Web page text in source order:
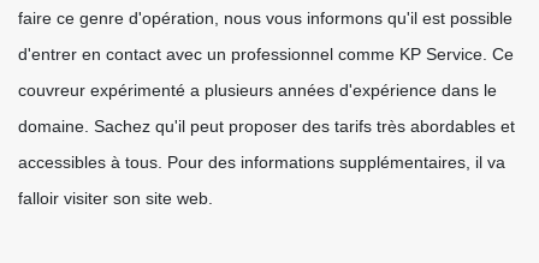
faire ce genre d'opération, nous vous informons qu'il est possible
d'entrer en contact avec un professionnel comme KP Service. Ce
couvreur expérimenté a plusieurs années d'expérience dans le
domaine. Sachez qu'il peut proposer des tarifs très abordables et
accessibles à tous. Pour des informations supplémentaires, il va
falloir visiter son site web.